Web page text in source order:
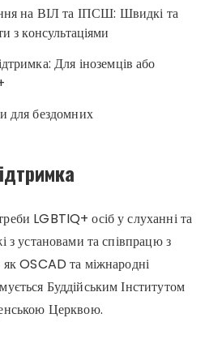
на ВІЛ та ІПСШ: Швидкі та
з консультаціями
Для іноземців або
для бездомних
LGBTIQ+ осіб у слуханні та
з установами та співпрацю з
як OSCAD та міжнародні
Буддійським Інститутом
Церквою.